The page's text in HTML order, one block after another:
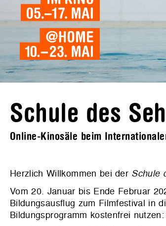
Schule des
Online-Kinosäle beim
Herzlich Willkommen bei der Schule
Vom 20. Januar bis Ende Februar
Bildungsausflug zum Filmfestival in
Bildungsprogramm kostenfrei